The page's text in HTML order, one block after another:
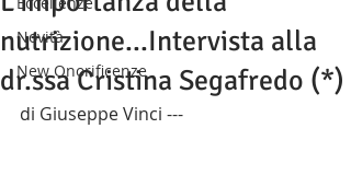
Novità
New Onorificenze
nutrizione...Intervista alla
dr.ssa Cristina Segafredo (*)
di Giuseppe Vinci ---